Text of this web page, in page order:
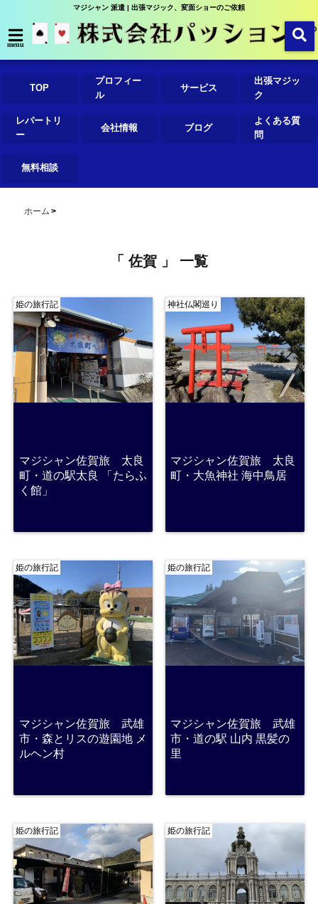
マジシャン 派遣 | 出張マジック、変面ショーのご依頼
menu
TOP
プロフィー
ル
サービス
出張マジッ
ク
レパートリ
ー
会社情報 ブログ
よくある質
問
無料相談
ホーム
「 佐賀 」 一覧
姫の旅行記
マジシャン佐賀旅 太良
町・道の駅太良 「たらふ
く館」
神社仏閣巡り
マジシャン佐賀旅 太良
町・大魚神社 海中鳥居
姫の旅行記
マジシャン佐賀旅 武雄
市・森とリスの遊園地 メ
ルヘン村
姫の旅行記
マジシャン佐賀旅 武雄
市・道の駅 山内 黒髪の
里
姫の旅行記 姫の旅行記